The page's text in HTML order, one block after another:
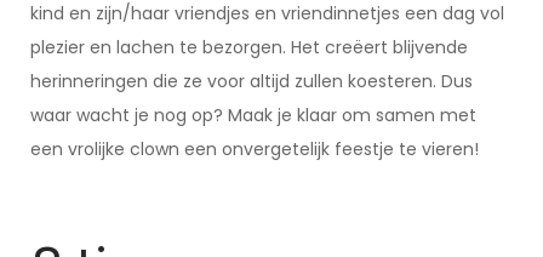
kind en zijn/haar vriendjes en vriendinnetjes een dag vol
plezier en lachen te bezorgen. Het creëert blijvende
herinneringen die ze voor altijd zullen koesteren. Dus
waar wacht je nog op? Maak je klaar om samen met
een vrolijke clown een onvergetelijk feestje te vieren!